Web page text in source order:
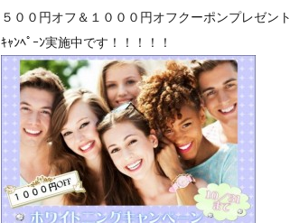
５００円オフ＆１０００円オフクーポンプレゼント
ｷｬﾝﾍﾟｰﾝ実施中です！！！！！